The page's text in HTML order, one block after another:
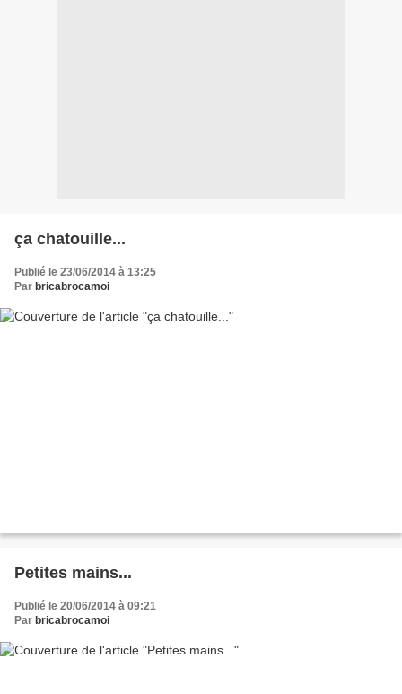
ça chatouille...
Publié le 23/06/2014 à 13:25
Par bricabrocamoi
Petites mains...
Publié le 20/06/2014 à 09:21
Par bricabrocamoi